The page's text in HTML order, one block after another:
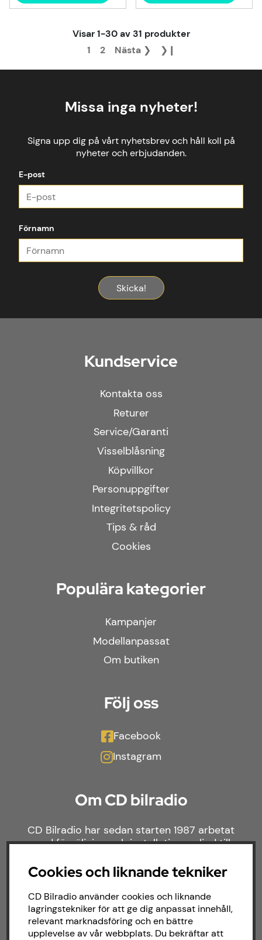
Visar1-30av31 produkter
1
2 Nästa ❯ ❯❙
Missa inga nyheter!
Signa upp dig på vårt nyhetsbrev och håll koll på
nyheter och erbjudanden.
E-post
Förnamn
Skicka!
Kundservice
Kontakta oss
Returer
Service/Garanti
Visselblåsning
Köpvillkor
Personuppgifter
Integritetspolicy
Tips & råd
Cookies
Populära kategorier
Kampanjer
Modellanpassat
Om butiken
Följ oss
Facebook
Instagram
Om CD bilradio
CD Bilradio har sedan starten 1987 arbetat
med försäljning och installation av ljud till
brett sortiment av billjud till alla typer av
bilmärken och behov.
Cookies och liknande tekniker
CD Bilradio använder cookies och liknande
lagringstekniker för att ge dig anpassat innehåll,
relevant marknadsföring och en bättre
upplevelse av vår webbplats. Du bekräftar att